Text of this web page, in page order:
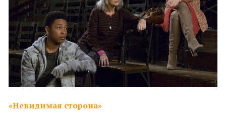
«Невидимая сторона»